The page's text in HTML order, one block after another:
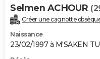
Selmen ACHOUR
Créer une cagnotte
Naissance
23/02/1997 à M'SAKEN